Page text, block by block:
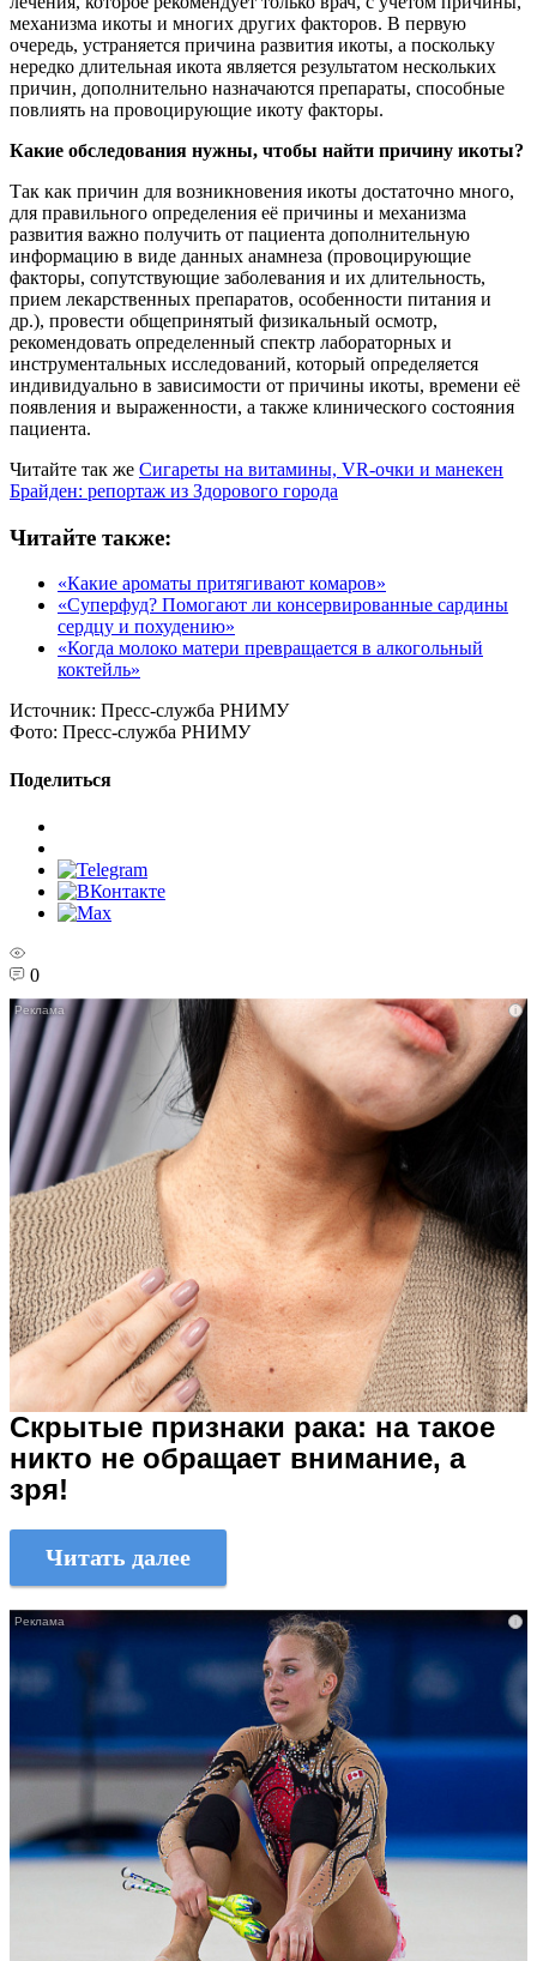
механизма икоты и многих других факторов. В первую
очередь, устраняется причина развития икоты, а поскольку
нередко длительная икота является результатом нескольких
причин, дополнительно назначаются препараты, способные
повлиять на провоцирующие икоту факторы.
Какие обследования нужны, чтобы найти причину икоты?
Так как причин для возникновения икоты достаточно много,
для правильного определения её причины и механизма
развития важно получить от пациента дополнительную
информацию в виде данных анамнеза (провоцирующие
факторы, сопутствующие заболевания и их длительность,
прием лекарственных препаратов, особенности питания и
др.), провести общепринятый физикальный осмотр,
рекомендовать определенный спектр лабораторных и
инструментальных исследований, который определяется
индивидуально в зависимости от причины икоты, времени её
появления и выраженности, а также клинического состояния
пациента.
Читайте так же Сигареты на витамины, VR-очки и манекен
Брайден: репортаж из Здорового города
Читайте также:
«Какие ароматы притягивают комаров»
«Суперфуд? Помогают ли консервированные сардины
сердцу и похудению»
«Когда молоко матери превращается в алкогольный
коктейль»
Источник: Пресс-служба РНИМУ
Фото: Пресс-служба РНИМУ
Поделиться
0
i
Скрытые признаки рака: на такое
никто не обращает внимание, а
зря!
Читать далее
i